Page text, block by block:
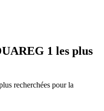
1 les plus
recherchées pour la